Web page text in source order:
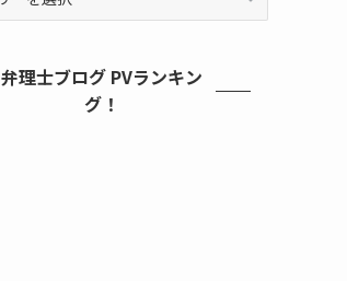
弁理士ブログ PVランキン
グ！